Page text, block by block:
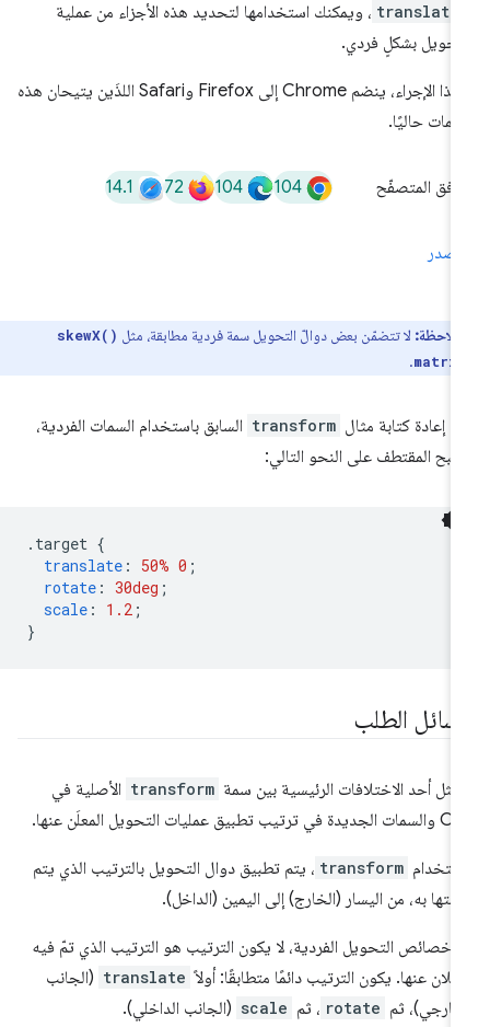
translate ، ويمكنك استخدامها لتحديد هذه الأجزاء من عملية
بشكلٍ فردي.
وبهذا الإجراء، ينضم Chrome إلى Firefox وSafari اللذَين يتيحان هذه
حاليًا.
المتصفّح 104
104
72
14.1
ملاحظة:لا تتضمّن بعض دوالّ التحويل سمة فردية مطابقة، مثل skewX()
.
إعادة كتابة مثال transform السابق باستخدام السمات الفردية،
المقتطف على النحو التالي:
.target
translate: 50%
rotate: 30deg
scale : 1.2
الطلب
أحد الاختلافات الرئيسية بين سمة transform الأصلية في
transform ، يتم تطبيق دوال التحويل بالترتيب الذي يتم
به، من اليسار (الخارج) إلى اليمين (الداخل).
خصائص التحويل الفردية، لا يكون الترتيب هو الترتيب الذي تمّ فيه
عنها. يكون الترتيب دائمًا متطابقًا: أولاً translate (الجانب
ثم rotate ، ثم scale (الجانب الداخلي).